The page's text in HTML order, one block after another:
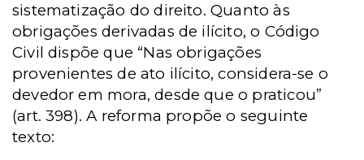
sistematização do direito. Quanto às
obrigações derivadas de ilícito, o Código
Civil dispõe que “Nas obrigações
provenientes de ato ilícito, considera-se o
devedor em mora, desde que o praticou”
(art. 398). A reforma propõe o seguinte
texto: